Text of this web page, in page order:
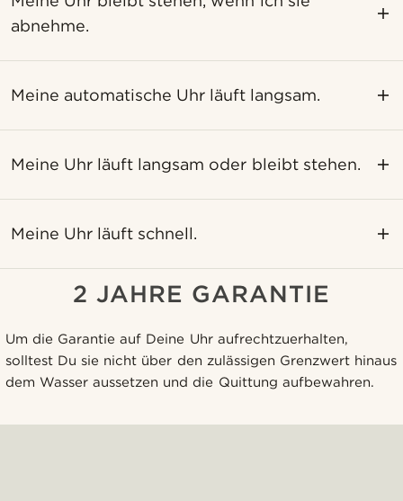
abnehme.
Meine automatische Uhr läuft langsam.
Meine Uhr läuft langsam oder bleibt stehen.
Meine Uhr läuft schnell.
2 JAHRE GARANTIE
Um die Garantie auf Deine Uhr aufrechtzuerhalten,
solltest Du sie nicht über den zulässigen Grenzwert hinaus
dem Wasser aussetzen und die Quittung aufbewahren.